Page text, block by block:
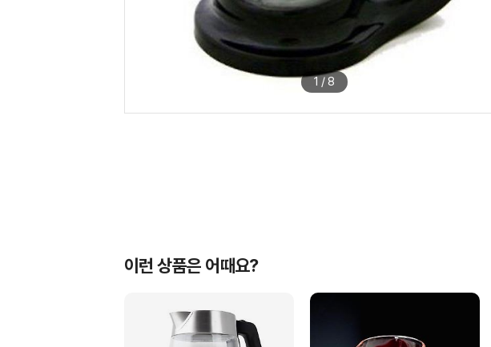
1 /8
이런 상품은 어때요?